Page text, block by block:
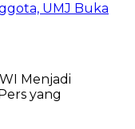
UMJ Buka